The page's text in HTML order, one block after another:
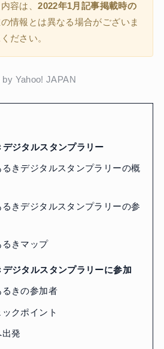
容は、2022年1月記事掲載時の
情報とは異なる場合がございま
ださい。
by Yahoo! JAPAN
ジタルスタンプラリー
きデジタルスタンプラリーの概
きデジタルスタンプラリーの参
きマップ
ジタルスタンプラリーに参加
きの参加者
クポイント
出発